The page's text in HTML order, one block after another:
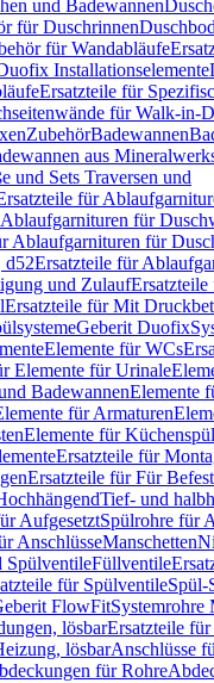
und Badewannen
für Duschrinnen
für Wandabläufe
Installationselemente
Ersatzteile für
für Walk-in-
ZubehörBadewannen
aus
und Sets Traversen und
für
für
Ablaufgarnituren für
d52Ersatzteile für
und Zulauf
Ersatzteile für Mit
Geberit Duofix
Elemente für WCs
Elemente für Urinale
BadewannenElemente
für Armaturen
Elemente für
Ersatzteile für
Ersatzteile für Für
Tief- und
AufgesetztSpülrohre für
AnschlüsseManschetten
SpülventileFüllventile
für SpülventileSpül-
FlowFitSystemrohre
lösbarErsatzteile
lösbarAnschlüsse
für Rohre